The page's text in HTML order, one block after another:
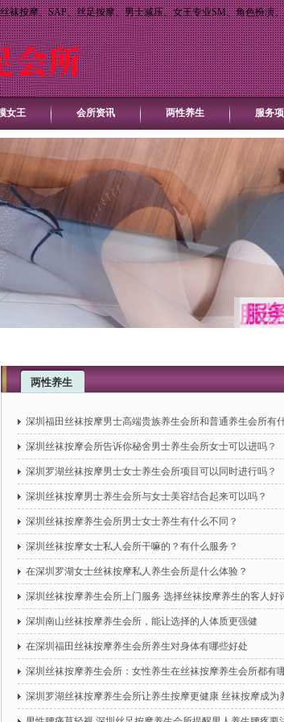
袜按摩、SAP、丝足按摩、男士减压、女王专业SM、角色扮演
女王 会所资讯 两性养生 服务
两性养生
深圳福田丝袜按摩男士高端贵族养生会所和普通养生会所有
深圳丝袜按摩会所告诉你秘舍男士养生会所女士可以进吗？
深圳罗湖丝袜按摩男士女士养生会所项目可以同时进行吗？
深圳丝袜按摩男士养生会所与女士美容结合起来可以吗？
深圳丝袜按摩养生会所男士女士养生有什么不同？
深圳丝袜按摩女士私人会所干嘛的？有什么服务？
在深圳罗湖女士丝袜按摩私人养生会所是什么体验？
深圳丝袜按摩养生会所上门服务 选择丝袜按摩养生的客人好
深圳南山丝袜按摩养生会所，能让选择的人体质更强健
在深圳福田丝袜按摩养生会所养生对身体有哪些好处
深圳丝袜按摩养生会所：女性养生在丝袜按摩养生会所都有
深圳罗湖丝袜按摩养生会所让养生按摩更健康 丝袜按摩成为